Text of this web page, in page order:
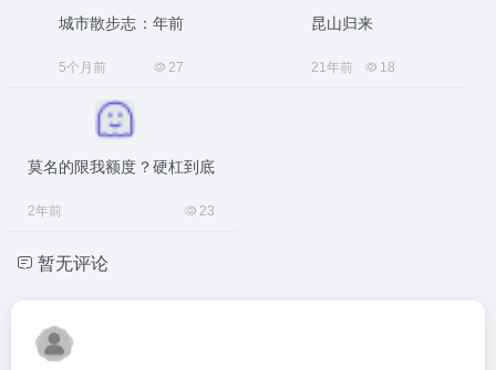
城市散步志：年前
5个月前 27
昆山归来
21年前 18
莫名的限我额度？硬杠到底
2年前 23
暂无评论